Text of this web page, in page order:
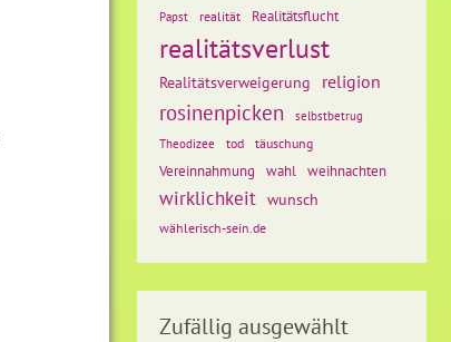
Papst realität Realitätsflucht
realitätsverlust
Realitätsverweigerung religion
rosinenpicken
selbstbetrug
Theodizee
tod täuschung
Vereinnahmung wahl weihnachten
wirklichkeit wunsch
wählerisch-sein.de
Zufällig ausgewählt